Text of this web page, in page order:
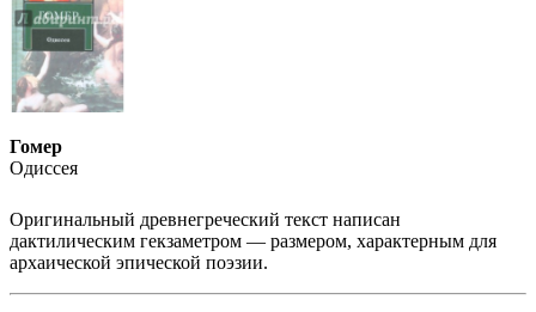
Гомер
Одиссея
Оригинальный древнегреческий текст написан
дактилическим гекзаметром — размером, характерным для
архаической эпической поэзии.